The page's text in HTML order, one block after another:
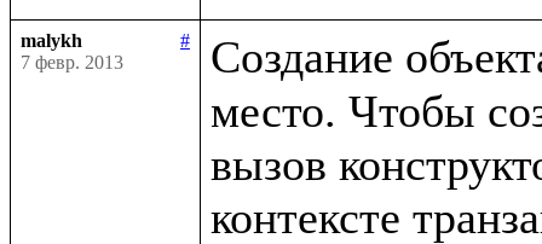
malykh
#
7 февр. 2013
Создание
место. Чтобы
вызов
контексте